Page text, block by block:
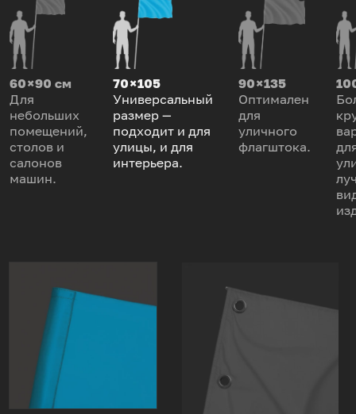
60 × 90 см
Для
небольших
помещений,
столов и
салонов
машин.
70 × 105
Универсальный
размер —
подходит и для
улицы, и для
интерьера.
90 × 135
Оптимален
для
уличного
флагштока.